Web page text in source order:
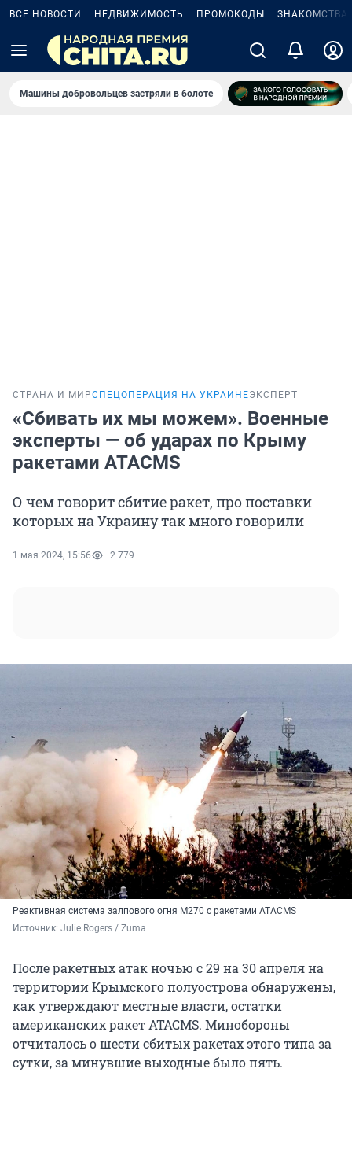
ВСЕ НОВОСТИ НЕДВИЖИМОСТЬ ПРОМОКОДЫ ЗНАКОМСТВА
Машины добровольцев застряли в болоте
СТРАНА И МИРСПЕЦОПЕРАЦИЯ НА УКРАИНЕЭКСПЕРТ
«Сбивать их мы можем». Военные
эксперты — об ударах по Крыму
ракетами ATACMS
О чем говорит сбитие ракет, про поставки
которых на Украину так много говорили
1 мая 2024, 15:56 2 779
Реактивная система залпового огня M270 с ракетами ATACMS
Источник: Julie Rogers / Zuma
После ракетных атак ночью с 29 на 30 апреля на
территории Крымского полуострова обнаружены,
как утверждают местные власти, остатки
американских ракет ATACMS. Минобороны
отчиталось о шести сбитых ракетах этого типа за
сутки, за минувшие выходные было пять.